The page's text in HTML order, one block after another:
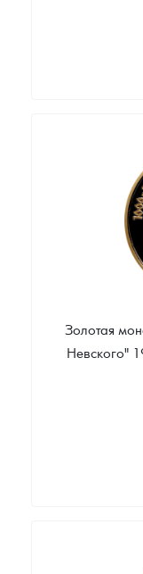
Золотая
Невского"